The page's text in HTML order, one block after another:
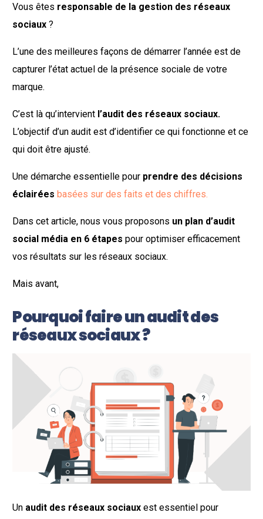
Vous êtes responsable de la gestion des réseaux
sociaux?
L’une des meilleures façons de démarrer l’année est de
capturer l’état actuel de la présence sociale de votre
marque.
C’est là qu’intervient l’audit des réseaux sociaux.
L’objectif d’un audit est d’identifier ce qui fonctionne et ce
qui doit être ajusté.
Une démarche essentielle pour prendre des décisions
éclairées basées sur des faits et des chiffres.
Dans cet article, nous vous proposons un plan d’audit
social média en 6 étapespour optimiser efficacement
vos résultats sur les réseaux sociaux.
Mais avant,
Pourquoi faire un audit des
réseaux sociaux ?
Un audit des réseaux sociaux est essentiel pour